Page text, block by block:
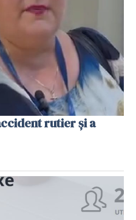
rutier și a